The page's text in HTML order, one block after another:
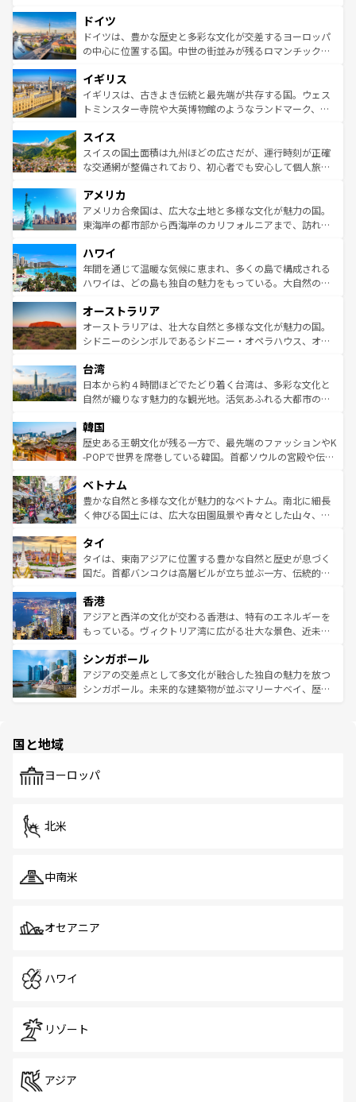
せる。地方によって風土や気候が異なるスペインはその個
性で訪れる人を魅了する。 なお、新着のスペイン情報は コ
ンテンツ一覧を参照してほしい。
で、幅広い魅力が詰まっている。華麗な宮殿、歴史的な大
聖堂、美しいビーチ、そして豊かな自然が、訪れる者を心
から魅了する。また、フランスは美食の国としても知ら
いる。シャンパンの発祥地であるランス、プロヴァンスの
香り高いラベンダー畑など、多彩な楽しみ方が可能だ。さ
らに、パリ以外の地域にも魅力が溢れており、どの街角に
れる地方に足を運ぶとそれぞれで全く異なる文化を体験で
きるだろう。 なお、新着のフランス情報はコンテンツ一覧
を参照してほしい。
ドイツ
ドイツは、豊かな歴史と多彩な文化が交差するヨーロッパ
の中心に位置する国。中世の街並みが残るロマンチック街
顔を持つこの国は、どこを歩いても飽きることがない。ベ
ルリンの文化的活気、バイエルン州のアルプスの絶景、そ
してライン川沿いのワイン畑といった風景は必見。ビール
は、お酒好きな人にはぜひ体験してほしい。 なお、新着の
ドイツ情報はコンテンツ一覧を参照してほしい。
イギリス
イギリスは、古きよき伝統と最先端が共存する国。ウェス
トミンスター寺院や大英博物館のようなランドマーク、歴
リアごとに異なる魅力がある。また、優雅なアフタヌーン
ティー、ビール好きにはたまらない英国パブ、サッカー観
戦など、本場だからこそできる体験も豊富。イギリスを旅
ンツ一覧を参照してほしい。
スイス
スイスの国土面積は九州ほどの広さだが、運行時刻が正確
な交通網が整備されており、初心者でも安心して個人旅行
の建物がそのまま残る町や、スイスならではのユニークな
博物館もあり、アルプス観光だけでなく町歩きも満喫する
ことができる。国民の所得が高いため物価も高いが、旅行
ば市内交通費無料で観光を楽しむこともできる。 なお、新
着のスイス情報はコンテンツ一覧 を参照してほしい。
アメリカ
アメリカ合衆国は、広大な土地と多様な文化が魅力の国。
東海岸の都市部から西海岸のカリフォルニアまで、訪れる
のような巨大都市は、観光、ショッピング、エンターテイ
ンメントが詰まった刺激的なスポットだ。一方、アメリカ
西部には大自然が広がり、グランドキャニオンやイエロー
部のニューオーリンズでは、音楽と美食が融合した独特の
文化が魅力。旅行者はアメリカの各地域で異なる魅力を楽
しみながら、その多様性と豊かな歴史を感じることができ
ならではの贅沢な旅のスタイルだ。 なお、新着のアメリカ
情報はコンテンツ一覧を参照してほしい。
ハワイ
年間を通じて温暖な気候に恵まれ、多くの島で構成される
ハワイは、どの島も独自の魅力をもっている。大自然の神
ワイ島は見逃せない。また、定番の観光地といえばオアフ
島だが、静かな自然を求めるならマウイ島やカウアイ島が
おすすめ。エメラルドグリーンに輝く海をはじめ、豊かな
れるおもてなしの心で訪れる人々を迎えてくれるハワイの
人々、おいしいローカルフードやハワイアンミュージッ
ク、伝統的なフラダンスなど、すべてがハワイの魅力を彩
ワイを、存分に味わってほしい。 なお、新着のハワイ情報
はコンテンツ一覧を参照してほしい。
オーストラリア
オーストラリアは、壮大な自然と多様な文化が魅力の国。
シドニーのシンボルであるシドニー・オペラハウス、オー
リアリーフや大陸中央部にそびえるウルル（エアーズロッ
ク）、タスマニアの美しい原生林やケアンズの熱帯雨林な
ど、見どころがたくさん。また、カフェやワイン、オージ
いる。アクティビティも充実しており、サーフィンやダイ
ビング、ハイキングなど、アウトドア好きにはたまらな
い。オーストラリアの多彩な魅力を存分に味わいつくそ
参照してほしい。
台湾
日本から約４時間ほどでたどり着く台湾は、多彩な文化と
自然が織りなす魅力的な観光地。活気あふれる大都市の台
ン）、静ひつな山岳地帯である台湾東部など、都市の喧騒
と山間の静けさが共存しており、訪れる人に新しい発見と
驚きをもたらしてくれる。また、奥深い台湾の食文化も魅
容にもいいと評判のスイーツなど、バラエティ豊かな料理
が味わえる。 なお、新着の台湾情報は コンテンツ一覧を参
照してほしい。
韓国
歴史ある王朝文化が残る一方で、最先端のファッションやK
-POPで世界を席巻している韓国。首都ソウルの宮殿や伝統
き、地方に足を延ばせば四季折々の自然美を楽しむことが
できる。そして、キムチや焼肉、絶品のストリートフード
まで、さまざまな韓国料理が待っている。夜には、韓国な
リティに包まれながら、韓国の多彩な魅力を心ゆくまで味
わってみてほしい。 なお、新着の韓国情報はコンテンツ一
覧を参照してほしい。
ベトナム
豊かな自然と多様な文化が魅力的なベトナム。南北に細長
く伸びる国土には、広大な田園風景や青々とした山々、世
急速な発展と共に伝統が息づく。ハノイの古い町並みやホ
ーチミン市のフランス統治時代の建物も、独特の雰囲気を
醸し出している。また、バラエティの豊かさとおいしさで
とつ。フォーやバインミー、ベトナムコーヒーなどは、ぜ
ひ現地で味わいたい。どの地域を訪れてもあたたかい人々
が旅行者を迎えてくれるので、きっと忘れられない旅にな
参照してほしい。
タイ
タイは、東南アジアに位置する豊かな自然と歴史が息づく
国だ。首都バンコクは高層ビルが立ち並ぶ一方、伝統的な
の活気が交差している。北部ではチェンマイなどの山岳地
帯で自然と触れ合い、南部ではプーケットやクラビの美し
いビーチでリゾート気分を楽しむことができる。タイ料理
激する。気候は一年中温暖で、どの季節にも異なる楽しみ
が待っている。親しみやすいタイの人々、仏教を中心とし
た文化、そして多様な観光資源が、訪れる旅人を魅了し続
香港
アジアと西洋の文化が交わる香港は、特有のエネルギーを
もっている。ヴィクトリア湾に広がる壮大な景色、近未来
み、どこを訪れても感動するはず。観光スポットが密集し
ており、効率よく見どころを回れるのも魅力。息をのむよ
うな絶景から文化的な体験まで、香港を存分に楽しみ尽く
シンガポール
アジアの交差点として多文化が融合した独自の魅力を放つ
シンガポール。未来的な建築物が並ぶマリーナベイ、歴史
で、ホーカーズは地元の風情を楽しめる外せないスポット
国と地域
ヨーロッパ
北米
中南米
オセアニア
ハワイ
リゾート
アジア